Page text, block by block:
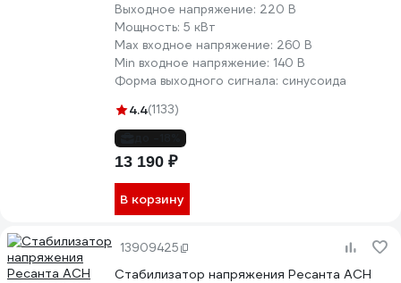
Выходное напряжение: 220 В
Мощность: 5 кВт
Max входное напряжение: 260 В
Min входное напряжение: 140 В
Форма выходного сигнала: синусоида
4.4(1133)
13 190 ₽
В корзину
13909425
Стабилизатор напряжения Ресанта АСН